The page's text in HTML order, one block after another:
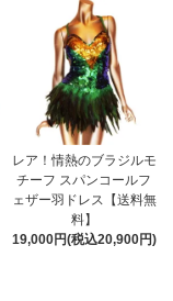
レア！情熱のブラジルモ
チーフ スパンコールフ
ェザー羽ドレス【送料無
料】
19,000円(税込20,900円)